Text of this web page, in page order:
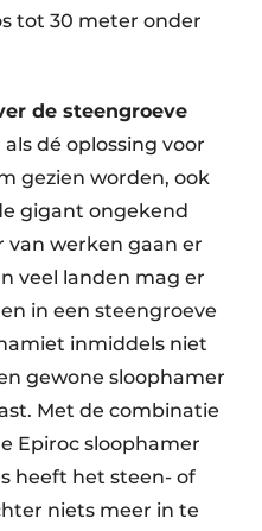
tot 30 meter onder
de steengroeve
dé oplossing voor
gezien worden, ook
gigant ongekend
van werken gaan er
veel landen mag er
in een steengroeve
inmiddels niet
gewone sloophamer
Met de combinatie
Epiroc sloophamer
heeft het steen- of
niets meer in te